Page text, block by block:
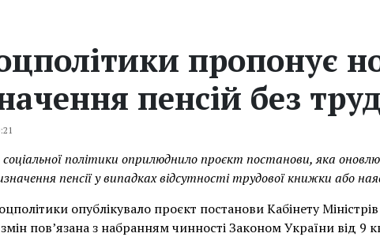
пропонує
пенсій без
політики оприлюднило проєкт постанови, яка
пенсії у випадках відсутності трудової книжки або
опублікувало проєкт постанови Кабінету
змін пов’язана з набранням чинності Законом України від